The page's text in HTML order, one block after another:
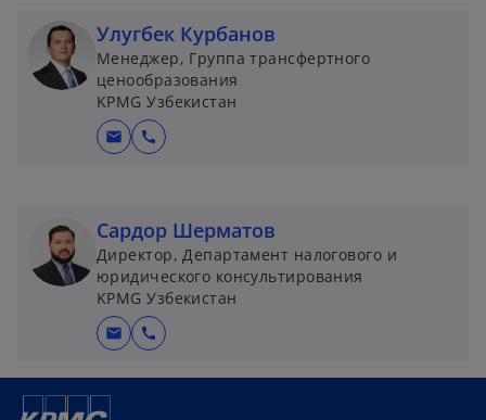
Улугбек Курбанов
Менеджер, Группа трансфертного
ценообразования
KPMG Узбекистан
mail call
Сардор Шерматов
Директор, Департамент налогового и
юридического консультирования
KPMG Узбекистан
mail call